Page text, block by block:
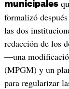
municipales
formalizó
las dos
redacción de los
—una
(MPGM) y un
para regularizar